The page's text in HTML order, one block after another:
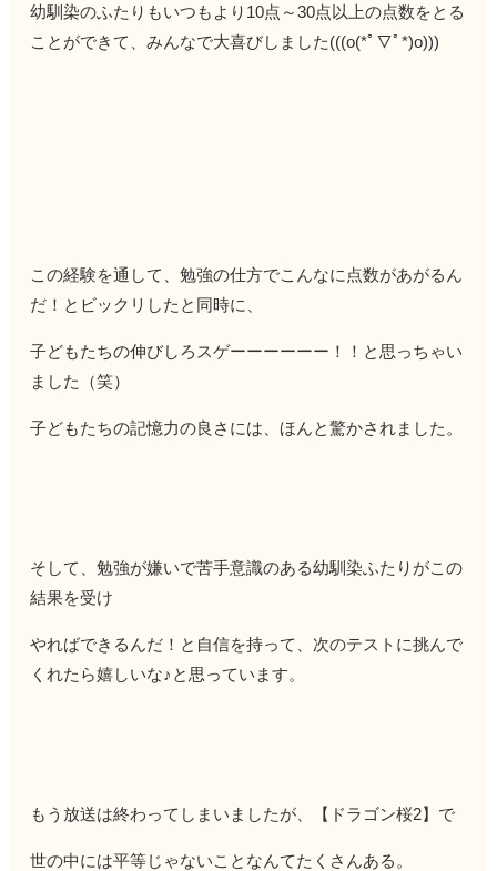
幼馴染のふたりもいつもより10点～30点以上の点数をとる
ことができて、みんなで大喜びしました(((o(*ﾟ▽ﾟ*)o)))
この経験を通して、勉強の仕方でこんなに点数があがるん
だ！とビックリしたと同時に、
子どもたちの伸びしろスゲーーーーーー！！と思っちゃい
ました（笑）
子どもたちの記憶力の良さには、ほんと驚かされました。
そして、勉強が嫌いで苦手意識のある幼馴染ふたりがこの
結果を受け
やればできるんだ！と自信を持って、次のテストに挑んで
くれたら嬉しいな♪と思っています。
もう放送は終わってしまいましたが、【ドラゴン桜2】で
世の中には平等じゃないことなんてたくさんある。